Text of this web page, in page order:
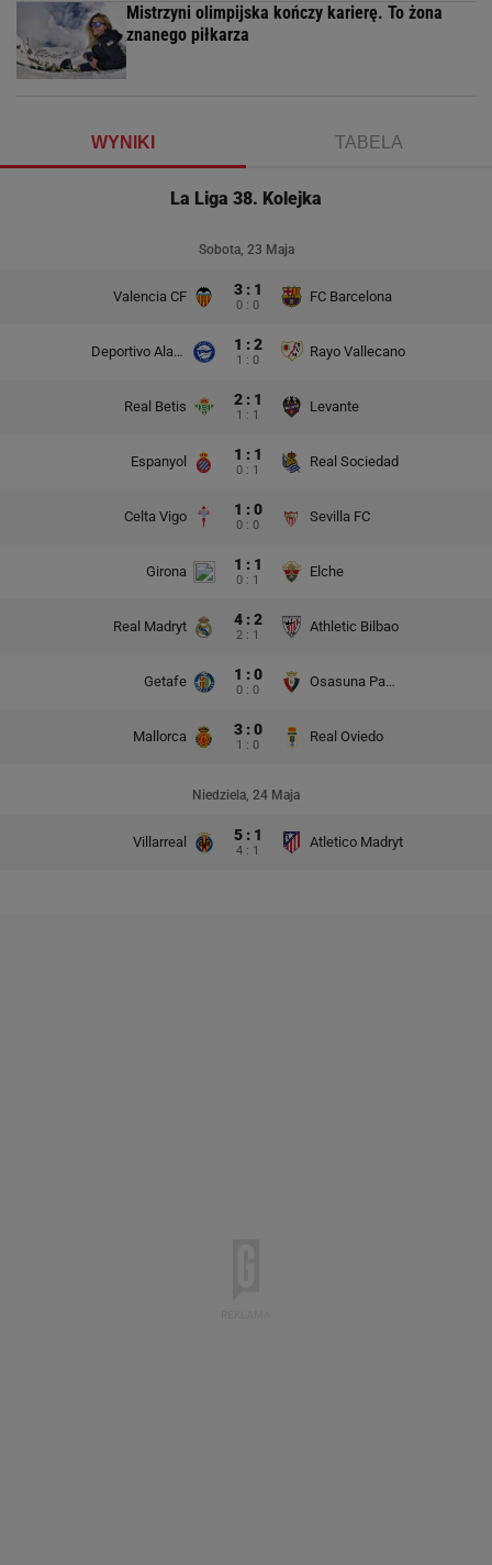
Mistrzyni olimpijska kończy karierę. To żona
znanego piłkarza
WYNIKI TABELA
La Liga 38. Kolejka
Sobota, 23 Maja
Valencia CF 3 : 1
0 : 0
FC Barcelona
Deportivo Alaves 1 : 2
1 : 0
Rayo Vallecano
Real Betis 2 : 1
1 : 1
Levante
Espanyol 1 : 1
0 : 1
Real Sociedad
Celta Vigo 1 : 0
0 : 0
Sevilla FC
Girona 1 : 1
0 : 1
Elche
Real Madryt 4 : 2
2 : 1
Athletic Bilbao
Getafe 1 : 0
0 : 0
Osasuna Pampeluna
Mallorca 3 : 0
1 : 0
Real Oviedo
Niedziela, 24 Maja
Villarreal 5 : 1
4 : 1
Atletico Madryt